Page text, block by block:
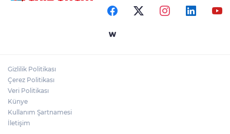
Gizlilik Politikası
Çerez Politikası
Veri Politikası
Künye
Kullanım Şartnamesi
İletişim